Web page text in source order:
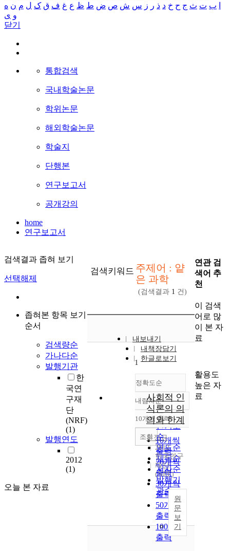
ب ت ث ج ح خ د ذ ر ز س ش ص ض ط ظ ع غ ف ق ک ل م ن ه
و ی
닫기
통합검색
국내학술논문
학위논문
해외학술논문
학술지
단행본
연구보고서
공개강의
home
연구보고서
검색결과 좁혀 보기
선택해제
좁혀본 항목 보기
순서
검색량순
가나다순
발행기관
한
국연
구재
단
(NRF)
(1)
발행연도
2012
(1)
오늘 본 자료
검색키워드 주제어 : 얕
은 과학
(검색결과 1 건)
내보내기
내책장담기
한글로보기
정확도순
정확도
순
인기도
순
연도순
제목순
저자순
발행기
관순
내림차순
내림차순
10개씩 출력
10개씩
출력
20개씩
출력
30개씩
출력
50개씩
출력
100개씩
출력
조회
1
사회적 인
식론의 의
의와 한계
우정규
2012
한국연구
재단
(NRF)
원
문
보
기
연관 검
색어 추
천
이 검색
어로 많
이 본 자
료
활용도
높은 자
료